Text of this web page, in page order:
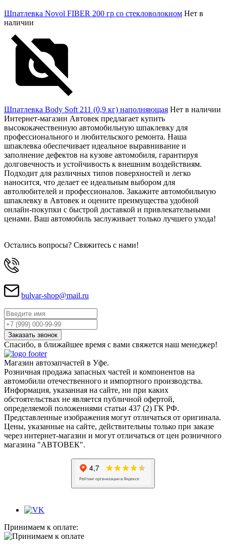
Шпатлевка Novol FIBER 200 гр со стекловолокном Нет в
наличии
Шпатлевка Body Soft 211 (0,9 кг) наполняющая Нет в наличии
Интернет-магазин Автовек предлагает купить
высококачественную автомобильную шпаклевку для
профессионального и любительского ремонта. Наша
шпаклевка обеспечивает идеальное выравнивание и
заполнение дефектов на кузове автомобиля, гарантируя
долговечность и устойчивость к внешним воздействиям.
Подходит для различных типов поверхностей и легко
наносится, что делает ее идеальным выбором для
автолюбителей и профессионалов. Закажите автомобильную
шпаклевку в Автовек и оцените преимущества удобной
онлайн-покупки с быстрой доставкой и привлекательными
ценами. Ваш автомобиль заслуживает только лучшего ухода!
Остались вопросы? Свяжитесь с нами!
bulvar-shop@mail.ru
Спасибо, в ближайшее время с вами свяжется наш менеджер!
Магазин автозапчастей в Уфе.
Розничная продажа запасных частей и компонентов на
автомобили отечественного и импортного производства.
Информация, указанная на сайте, ни при каких
обстоятельствах не является публичной офертой,
определяемой положениями статьи 437 (2) ГК РФ.
Представленные изображения могут отличаться от оригинала.
Цены, указанные на сайте, действительны только при заказе
через интернет-магазин и могут отличаться от цен розничного
магазина "АВТОВЕК".
Принимаем к оплате: